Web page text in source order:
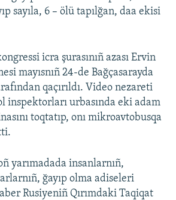
sayıla, 6 – ölü tapılğan, daa ekisi
icra şurasınıñ azası Ervin
mayısnıñ 24-de Bağçasarayda
qaçırıldı. Video nezareti
inspektorları urbasında eki adam
toqtatıp, onı mikroavtobusqa
yarımadada insanlarnıñ,
ğayıp olma adiseleri
Rusiyeniñ Qırımdaki Taqiqat